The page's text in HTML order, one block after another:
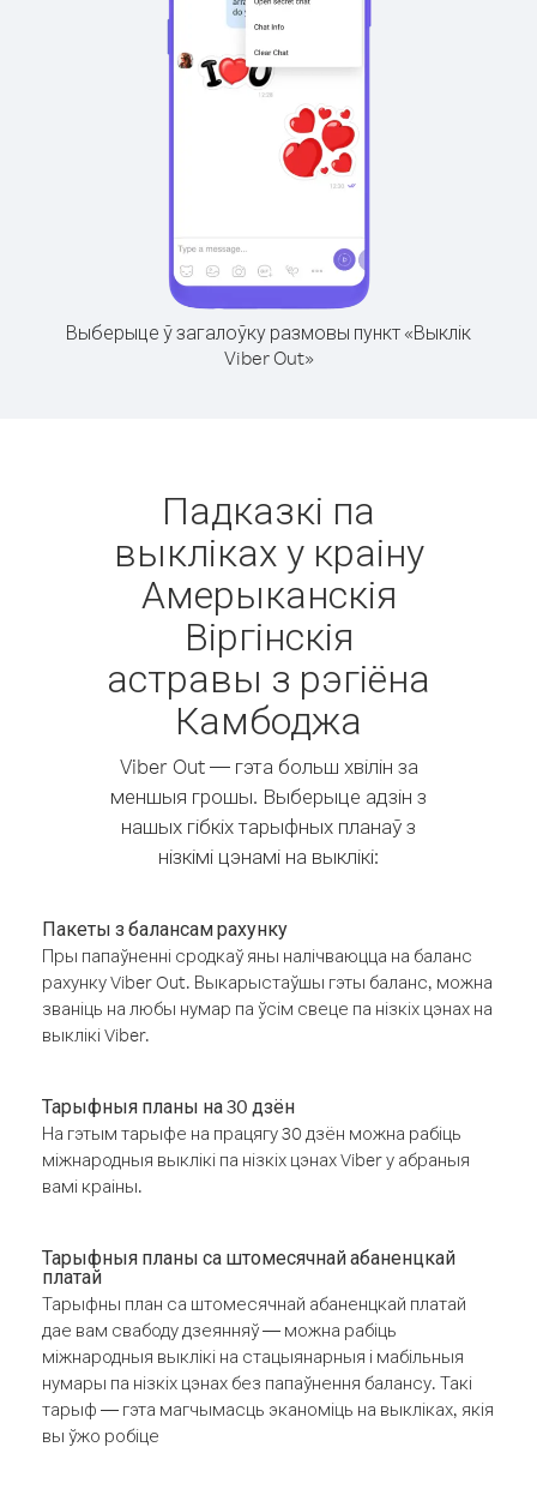
Выберыце ў загалоўку размовы пункт «Выклік
Viber Out»
Падказкі па
выкліках у краіну
Амерыканскія
Віргінскія
астравы з рэгіёна
Камбоджа
Viber Out — гэта больш хвілін за
меншыя грошы. Выберыце адзін з
нашых гібкіх тарыфных планаў з
нізкімі цэнамі на выклікі:
Пакеты з балансам рахунку
Пры папаўненні сродкаў яны налічваюцца на баланс
рахунку Viber Out. Выкарыстаўшы гэты баланс, можна
званіць на любы нумар па ўсім свеце па нізкіх цэнах на
выклікі Viber.
Тарыфныя планы на 30 дзён
На гэтым тарыфе на працягу 30 дзён можна рабіць
міжнародныя выклікі па нізкіх цэнах Viber у абраныя
вамі краіны.
Тарыфныя планы са штомесячнай абаненцкай
платай
Тарыфны план са штомесячнай абаненцкай платай
дае вам свабоду дзеянняў — можна рабіць
міжнародныя выклікі на стацыянарныя і мабільныя
нумары па нізкіх цэнах без папаўнення балансу. Такі
тарыф — гэта магчымасць эканоміць на выкліках, якія
вы ўжо робіце